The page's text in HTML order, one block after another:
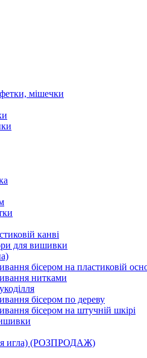
мішечки
канві
для вишивки
бісером на пластиковій
нитками
бісером по дереву
бісером на штучній шкірі
игла) (РОЗПРОДАЖ)